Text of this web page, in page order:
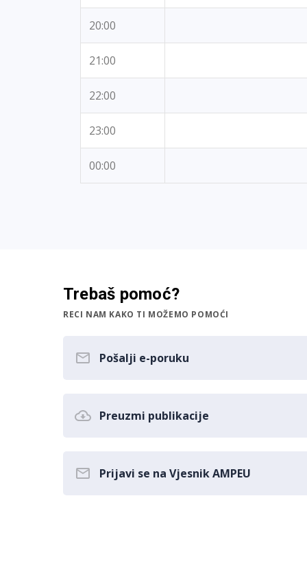
20:00
21:00
22:00
23:00
00:00
Trebaš pomoć?
RECI NAM KAKO TI MOŽEMO POMOĆI
Pošalji e-poruku
Preuzmi publikacije
Prijavi se na Vjesnik AMPEU